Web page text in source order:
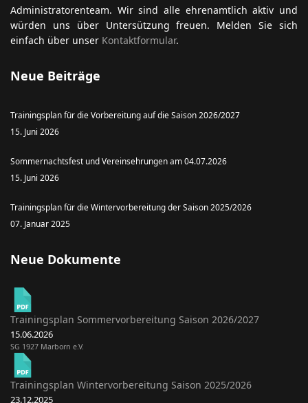
Trainingsplan für die Vorbereitung auf die Saison 2026/2027
Sommernachtsfest und Vereinsehrungen am 04.07.2026
Trainingsplan für die Wintervorbereitung der Saison 2025/2026
Neue Dokumente
15.06.2026
SG 1927 Marborn e.V.
Trainingsplan Wintervorbereitung Saison 2025/2026
23.12.2025
SG 1927 Marborn e.V.
Trainingsplan Sommervorbereitung Saison 2025/2026
08.06.2025
SG 1927 Marborn e.V.